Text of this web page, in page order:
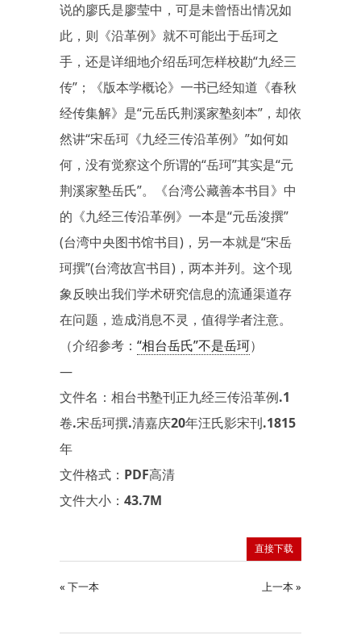
说的廖氏是廖莹中，可是未曾悟出情况如
此，则《沿革例》就不可能出于岳珂之
手，还是详细地介绍岳珂怎样校勘“九经三
传”；《版本学概论》一书已经知道《春秋
经传集解》是“元岳氏荆溪家塾刻本”，却依
然讲“宋岳珂《九经三传沿革例》”如何如
何，没有觉察这个所谓的“岳珂”其实是“元
荆溪家塾岳氏”。《台湾公藏善本书目》中
的《九经三传沿革例》一本是“元岳浚撰”
(台湾中央图书馆书目)，另一本就是“宋岳
珂撰”(台湾故宫书目)，两本并列。这个现
象反映出我们学术研究信息的流通渠道存
在问题，造成消息不灵，值得学者注意。
（介绍参考： “相台岳氏”不是岳珂）
—
文件名：相台书塾刊正九经三传沿革例.1
卷.宋岳珂撰.清嘉庆20年汪氏影宋刊.1815
年
文件格式：PDF高清
文件大小：43.7M
直接下载
« 下一本 上一本 »